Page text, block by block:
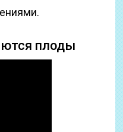
плоды